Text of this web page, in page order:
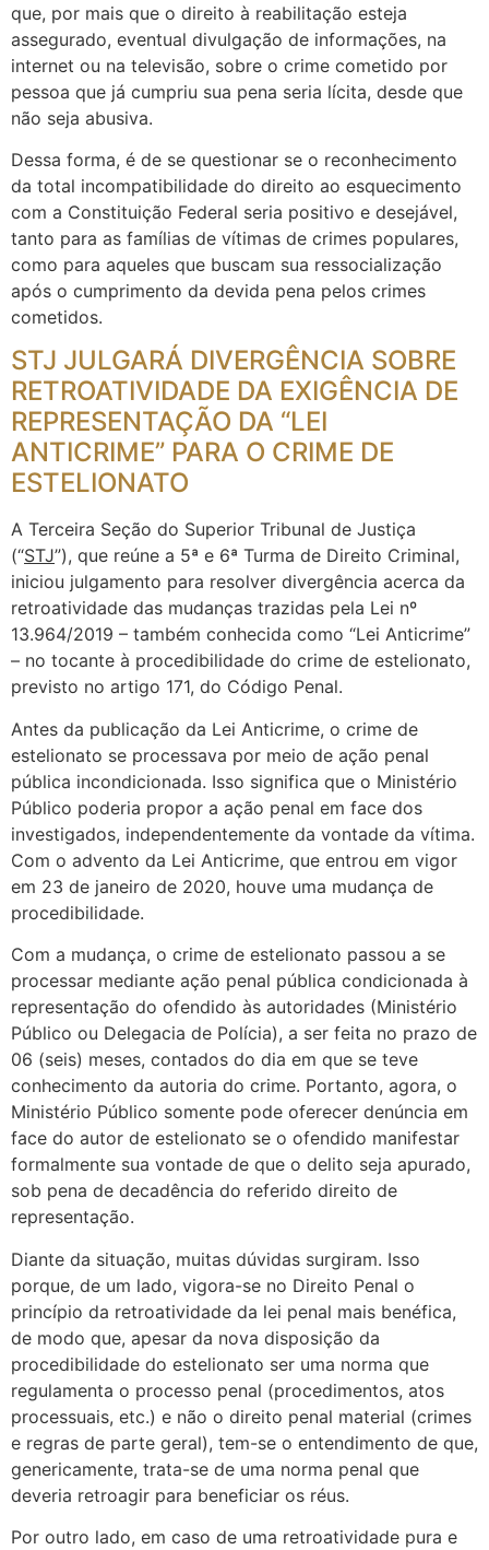
que, por mais que o direito à reabilitação esteja
assegurado, eventual divulgação de informações, na
internet ou na televisão, sobre o crime cometido por
pessoa que já cumpriu sua pena seria lícita, desde que
não seja abusiva.
Dessa forma, é de se questionar se o reconhecimento
da total incompatibilidade do direito ao esquecimento
com a Constituição Federal seria positivo e desejável,
tanto para as famílias de vítimas de crimes populares,
como para aqueles que buscam sua ressocialização
após o cumprimento da devida pena pelos crimes
cometidos.
STJ JULGARÁ DIVERGÊNCIA SOBRE
RETROATIVIDADE DA EXIGÊNCIA DE
REPRESENTAÇÃO DA “LEI
ANTICRIME” PARA O CRIME DE
ESTELIONATO
A Terceira Seção do Superior Tribunal de Justiça
(“STJ”), que reúne a 5ª e 6ª Turma de Direito Criminal,
iniciou julgamento para resolver divergência acerca da
retroatividade das mudanças trazidas pela Lei nº
13.964/2019 – também conhecida como “Lei Anticrime”
– no tocante à procedibilidade do crime de estelionato,
previsto no artigo 171, do Código Penal.
Antes da publicação da Lei Anticrime, o crime de
estelionato se processava por meio de ação penal
pública incondicionada. Isso significa que o Ministério
Público poderia propor a ação penal em face dos
investigados, independentemente da vontade da vítima.
Com o advento da Lei Anticrime, que entrou em vigor
em 23 de janeiro de 2020, houve uma mudança de
procedibilidade.
Com a mudança, o crime de estelionato passou a se
processar mediante ação penal pública condicionada à
representação do ofendido às autoridades (Ministério
Público ou Delegacia de Polícia), a ser feita no prazo de
06 (seis) meses, contados do dia em que se teve
conhecimento da autoria do crime. Portanto, agora, o
Ministério Público somente pode oferecer denúncia em
face do autor de estelionato se o ofendido manifestar
formalmente sua vontade de que o delito seja apurado,
sob pena de decadência do referido direito de
representação.
Diante da situação, muitas dúvidas surgiram. Isso
porque, de um lado, vigora-se no Direito Penal o
princípio da retroatividade da lei penal mais benéfica,
de modo que, apesar da nova disposição da
procedibilidade do estelionato ser uma norma que
regulamenta o processo penal (procedimentos, atos
processuais, etc.) e não o direito penal material (crimes
e regras de parte geral), tem-se o entendimento de que,
genericamente, trata-se de uma norma penal que
deveria retroagir para beneficiar os réus.
Por outro lado, em caso de uma retroatividade pura e